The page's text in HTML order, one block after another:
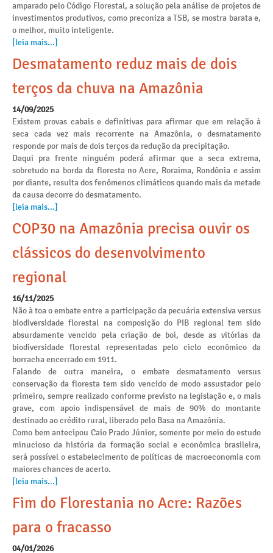
amparado pelo Código Florestal, a solução pela análise de projetos de
investimentos produtivos, como preconiza a TSB, se mostra barata e,
o melhor, muito inteligente.
[leia mais...]
Desmatamento reduz mais de dois
terços da chuva na Amazônia
14/09/2025
Existem provas cabais e definitivas para afirmar que em relação à
seca cada vez mais recorrente na Amazônia, o desmatamento
responde por mais de dois terços da redução da precipitação.
Daqui pra frente ninguém poderá afirmar que a seca extrema,
sobretudo na borda da floresta no Acre, Roraima, Rondônia e assim
por diante, resulta dos fenômenos climáticos quando mais da metade
da causa decorre do desmatamento.
[leia mais...]
COP30 na Amazônia precisa ouvir os
clássicos do desenvolvimento
regional
16/11/2025
Não à toa o embate entre a participação da pecuária extensiva versus
biodiversidade florestal na composição do PIB regional tem sido
absurdamente vencido pela criação de boi, desde as vitórias da
biodiversidade florestal representadas pelo ciclo econômico da
borracha encerrado em 1911.
Falando de outra maneira, o embate desmatamento versus
conservação da floresta tem sido vencido de modo assustador pelo
primeiro, sempre realizado conforme previsto na legislação e, o mais
grave, com apoio indispensável de mais de 90% do montante
destinado ao crédito rural, liberado pelo Basa na Amazônia.
Como bem antecipou Caio Prado Júnior, somente por meio do estudo
minucioso da história da formação social e econômica brasileira,
será possível o estabelecimento de políticas de macroeconomia com
maiores chances de acerto.
[leia mais...]
Fim do Florestania no Acre: Razões
para o fracasso
04/01/2026